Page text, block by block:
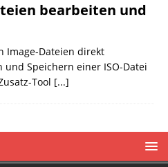
bearbeiten und
Image-Dateien direkt
Speichern einer ISO-Datei
Tool [...]